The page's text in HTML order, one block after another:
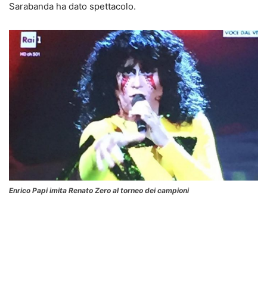
Sarabanda ha dato spettacolo.
Enrico Papi imita Renato Zero al torneo dei campioni